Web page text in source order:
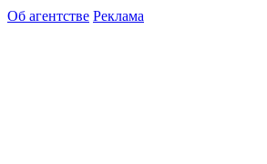
Об агентстве Реклама